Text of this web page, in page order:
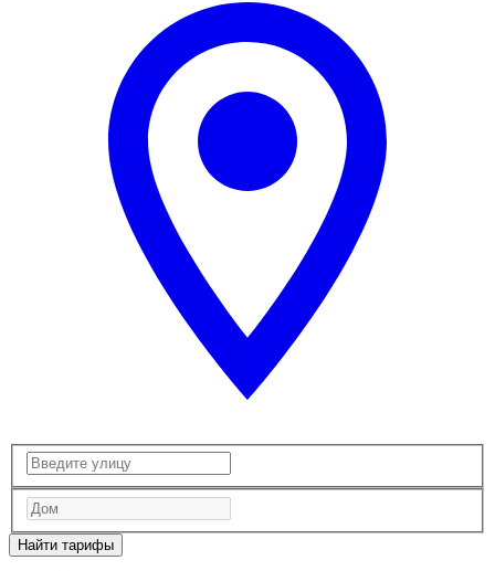
Найти тарифы